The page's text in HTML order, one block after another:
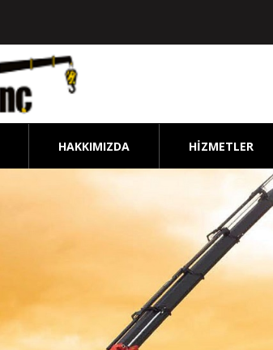
HAKKIMIZDA HİZMETLER